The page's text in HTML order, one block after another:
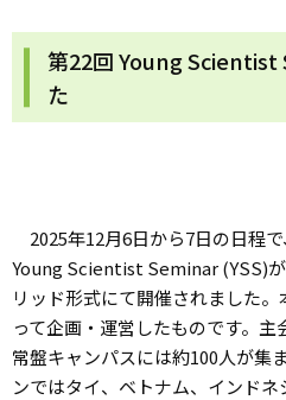
第22回 Young Scientist
た
2025年12月6日から7日の日程
Young Scientist Seminar(YSS)
リッド形式にて開催されました
って企画・運営したものです。
常盤キャンパスには約100人が集
ンではタイ、ベトナム、インド